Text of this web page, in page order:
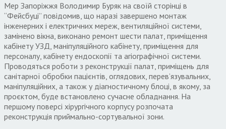
Мер Запоріжжя Володимир Буряк на своїй сторінці в
“Фейсбуці” повідомив, що наразі завершено монтаж
інженерних і електричних мереж, вентиляційної системи,
замінено вікна, виконано ремонт шести палат, приміщення
кабінету УЗД, маніпуляційного кабінету, приміщення для
персоналу, кабінету ендоскопії та агіографічної системи.
Проводяться роботи з реконструкції палат, приміщень для
санітарної обробки пацієнтів, оглядових, перев’язувальних,
маніпуляційних, а також у діагностичному блоці, в якому, за
проєктом, буде встановлено сучасне обладнання. На
першому поверсі хірургічного корпусу розпочата
реконструкція приймально-сортувальної зони.